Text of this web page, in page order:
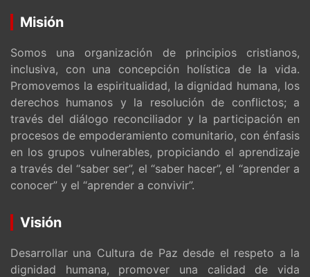
Misión
Somos una organización de principios cristianos,
inclusiva, con una concepción holística de la vida.
Promovemos la espiritualidad, la dignidad humana, los
derechos humanos y la resolución de conflictos; a
través del diálogo reconciliador y la participación en
procesos de empoderamiento comunitario, con énfasis
en los grupos vulnerables, propiciando el aprendizaje
a través del “saber ser”, el “saber hacer”, el “aprender a
conocer” y el “aprender a convivir”.
Visión
Desarrollar una Cultura de Paz desde el respeto a la
dignidad humana, promover una calidad de vida